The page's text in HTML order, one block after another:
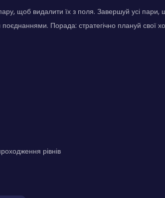
щоб видалити їх з поля. Завершуй усі пари,
Порада: стратегічно плануй свої
рівнів